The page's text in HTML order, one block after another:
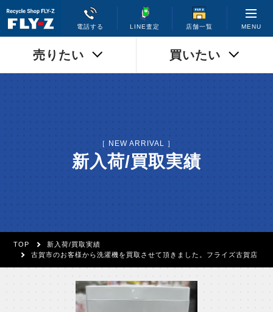
電話する LINE査定 店舗一覧 MENU
売りたい 買いたい
［ NEW ARRIVAL ］
新入荷/買取実績
TOP
新入荷/買取実績
古賀市のお客様から洗濯機を買取させて頂きました。フライズ古賀店